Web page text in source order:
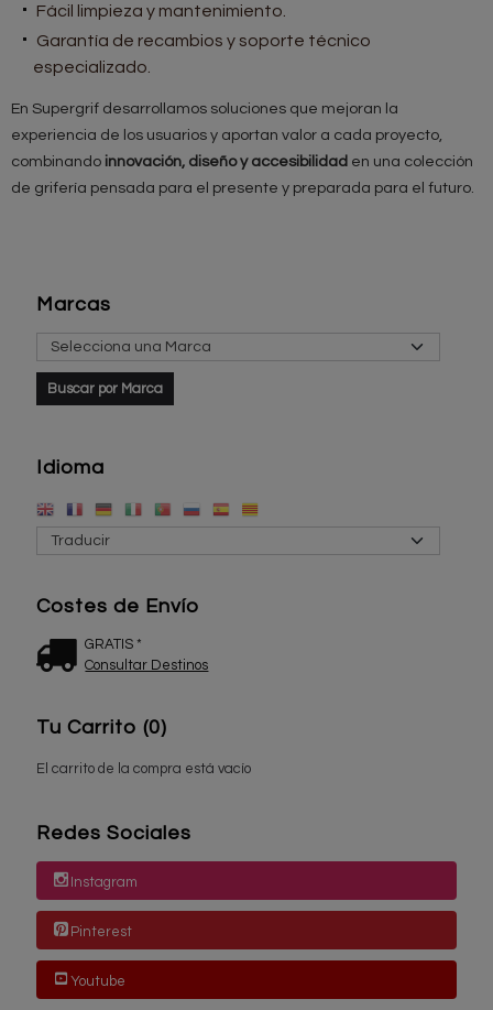
Marcas
Idioma
Costes de Envío
GRATIS *
Consultar Destinos
Tu Carrito (0)
El carrito de la compra está vacío
Redes Sociales
Instagram
Pinterest
Youtube
Fácil limpieza y mantenimiento.
Garantía de recambios y soporte técnico
especializado.
En Supergrif desarrollamos soluciones que mejoran la
experiencia de los usuarios y aportan valor a cada proyecto,
combinando innovación, diseño y accesibilidad en una colección
de grifería pensada para el presente y preparada para el futuro.